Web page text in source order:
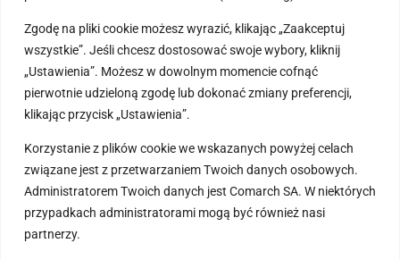
Zgodę na pliki cookie możesz wyrazić, klikając „Zaakceptuj
wszystkie”. Jeśli chcesz dostosować swoje wybory, kliknij
„Ustawienia”. Możesz w dowolnym momencie cofnąć
pierwotnie udzieloną zgodę lub dokonać zmiany preferencji,
klikając przycisk „Ustawienia”.
Korzystanie z plików cookie we wskazanych powyżej celach
związane jest z przetwarzaniem Twoich danych osobowych.
Administratorem Twoich danych jest Comarch SA. W niektórych
przypadkach administratorami mogą być również nasi
partnerzy.